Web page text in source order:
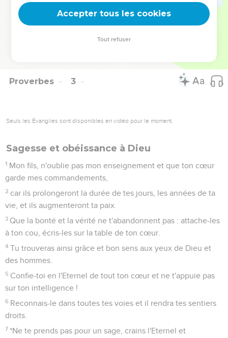
persévéreras sur les sentiers des justes.
En effet, les hommes droits habiteront le pays, les
Proverbes 3
Seuls les Évangiles sont disponibles en vidéo pour le moment.
Sagesse et obéissance à Dieu
1 Mon fils, n'oublie pas mon enseignement et que ton cœur
garde mes commandements,
2 car ils prolongeront la durée de tes jours, les années de ta
vie, et ils augmenteront ta paix.
3 Que la bonté et la vérité ne t'abandonnent pas : attache-les
à ton cou, écris-les sur la table de ton cœur.
4 Tu trouveras ainsi grâce et bon sens aux yeux de Dieu et
des hommes.
5 Confie-toi en l'Eternel de tout ton cœur et ne t'appuie pas
sur ton intelligence !
6 Reconnais-le dans toutes tes voies et il rendra tes sentiers
droits.
7 *Ne te prends pas pour un sage, crains l'Eternel et
Accepter tous les cookies
Tout refuser